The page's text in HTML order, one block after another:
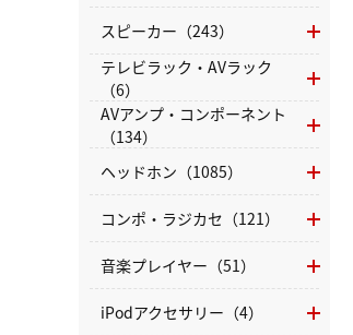
スピーカー（243）
テレビラック・AVラック
（6）
AVアンプ・コンポーネント
（134）
ヘッドホン（1085）
コンポ・ラジカセ（121）
音楽プレイヤー（51）
iPodアクセサリー（4）